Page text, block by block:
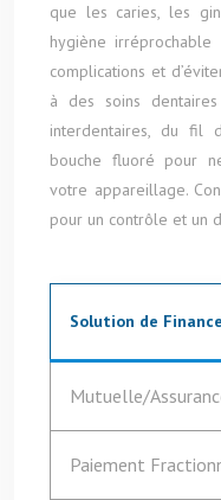
que les caries, les
hygiène
complications et
à des soins
interdentaires, du fil
bouche fluoré pour
votre appareillage.
pour un contrôle et un
Solution de
Mutuelle/
Paiement